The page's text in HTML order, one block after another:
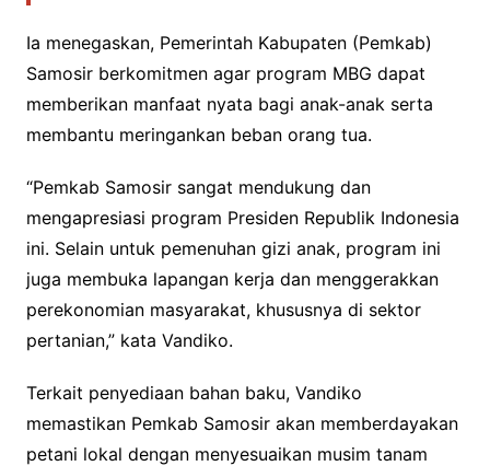
Ia menegaskan, Pemerintah Kabupaten (Pemkab)
Samosir berkomitmen agar program MBG dapat
memberikan manfaat nyata bagi anak-anak serta
membantu meringankan beban orang tua.
“Pemkab Samosir sangat mendukung dan
mengapresiasi program Presiden Republik Indonesia
ini. Selain untuk pemenuhan gizi anak, program ini
juga membuka lapangan kerja dan menggerakkan
perekonomian masyarakat, khususnya di sektor
pertanian,” kata Vandiko.
Terkait penyediaan bahan baku, Vandiko
memastikan Pemkab Samosir akan memberdayakan
petani lokal dengan menyesuaikan musim tanam